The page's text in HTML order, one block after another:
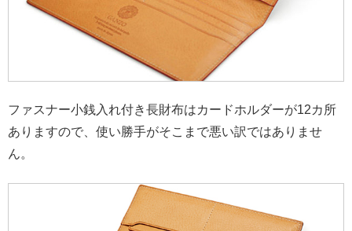
ファスナー小銭入れ付き長財布はカードホルダーが12カ所
ありますので、使い勝手がそこまで悪い訳ではありませ
ん。